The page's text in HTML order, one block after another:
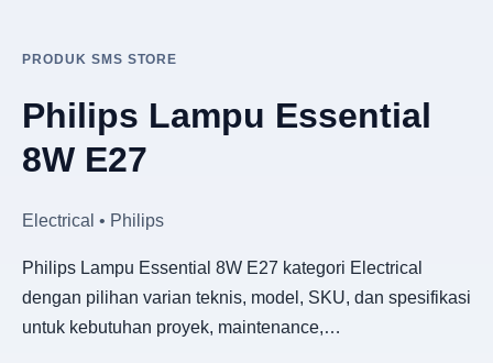
PRODUK SMS STORE
Philips Lampu Essential
8W E27
Electrical • Philips
Philips Lampu Essential 8W E27 kategori Electrical
dengan pilihan varian teknis, model, SKU, dan spesifikasi
untuk kebutuhan proyek, maintenance,…